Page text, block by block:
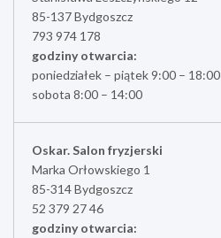
85-137 Bydgoszcz
793 974 178
godziny otwarcia:
poniedziałek – piątek 9:00 – 18:00
sobota 8:00 – 14:00
Oskar. Salon fryzjerski
Marka Orłowskiego 1
85-314 Bydgoszcz
52 379 27 46
godziny otwarcia: